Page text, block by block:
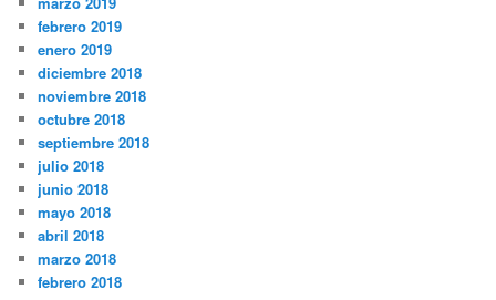
febrero 2019
enero 2019
diciembre 2018
noviembre 2018
octubre 2018
septiembre 2018
julio 2018
junio 2018
mayo 2018
abril 2018
marzo 2018
febrero 2018